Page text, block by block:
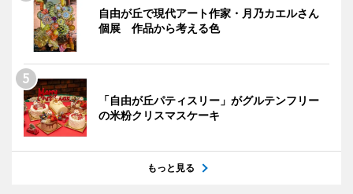
自由が丘で現代アート作家・月乃カエルさん
個展 作品から考える色
「自由が丘パティスリー」がグルテンフリー
の米粉クリスマスケーキ
もっと見る